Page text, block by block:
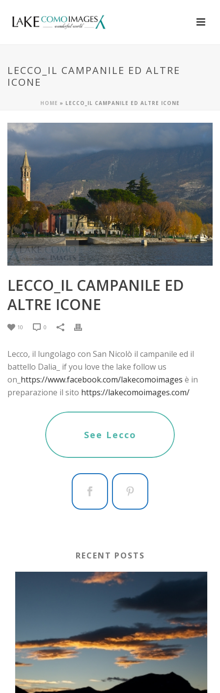
LECCO_IL CAMPANILE ED ALTRE
ICONE
HOME » LECCO_IL CAMPANILE ED ALTRE ICONE
LECCO_IL CAMPANILE ED
ALTRE ICONE
10 0
Lecco, il lungolago con San Nicolò il campanile ed il
battello Dalia_ if you love the lake follow us
on_ https://www.facebook.com/lakecomoimages è in
preparazione il sito https://lakecomoimages.com/
See Lecco
RECENT POSTS